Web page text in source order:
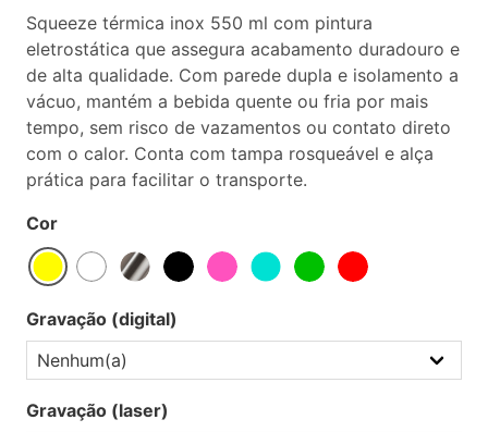
Squeeze térmica inox 550 ml com pintura
eletrostática que assegura acabamento duradouro e
de alta qualidade. Com parede dupla e isolamento a
vácuo, mantém a bebida quente ou fria por mais
tempo, sem risco de vazamentos ou contato direto
com o calor. Conta com tampa rosqueável e alça
prática para facilitar o transporte.
Cor
Gravação (digital)
Gravação (laser)